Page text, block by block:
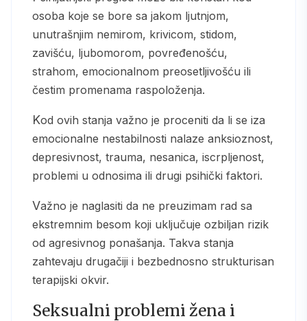
osoba koje se bore sa jakom ljutnjom,
unutrašnjim nemirom, krivicom, stidom,
zavišću, ljubomorom, povređenošću,
strahom, emocionalnom preosetljivošću ili
čestim promenama raspoloženja.
Kod ovih stanja važno je proceniti da li se iza
emocionalne nestabilnosti nalaze anksioznost,
depresivnost, trauma, nesanica, iscrpljenost,
problemi u odnosima ili drugi psihički faktori.
Važno je naglasiti da ne preuzimam rad sa
ekstremnim besom koji uključuje ozbiljan rizik
od agresivnog ponašanja. Takva stanja
zahtevaju drugačiji i bezbednosno strukturisan
terapijski okvir.
Seksualni problemi žena i